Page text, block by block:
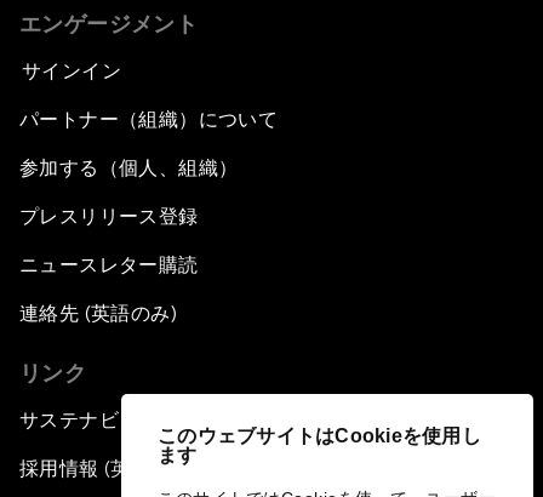
このウェブサイトはCookieを使用し
ます
エンゲージメント
サインイン
パートナー（組織）について
参加する（個人、組織）
プレスリリース登録
ニュースレター購読
連絡先 (英語のみ)
リンク
サステナビリティへの取り組み
採用情報 (英語のみ)